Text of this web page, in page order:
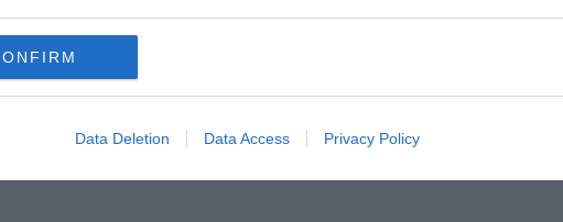
Data Deletion Data Access Privacy Policy
via